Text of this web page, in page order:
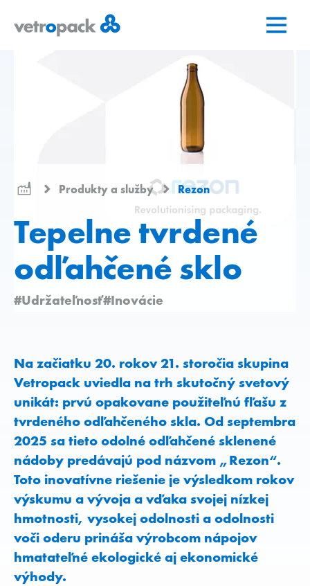
Produkty a služby Rezon
Tepelne tvrdené
odľahčené sklo
#Udržateľnosť#Inovácie
Na začiatku 20. rokov 21. storočia skupina
Vetropack uviedla na trh skutočný svetový
unikát: prvú opakovane použiteľnú fľašu z
tvrdeného odľahčeného skla. Od septembra
2025 sa tieto odolné odľahčené sklenené
nádoby predávajú pod názvom „Rezon“.
Toto inovatívne riešenie je výsledkom rokov
výskumu a vývoja a vďaka svojej nízkej
hmotnosti, vysokej odolnosti a odolnosti
voči oderu prináša výrobcom nápojov
hmatateľné ekologické aj ekonomické
výhody.